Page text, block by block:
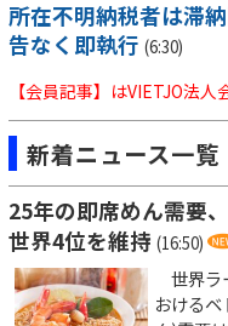
所在不明納税者は滞
告なく即執行 (6:30)
【会員記事】はVIETJO法
新着ニュース一覧
25年の即席めん需要
世界4位を維持 (16:50)
世界ラ
おける